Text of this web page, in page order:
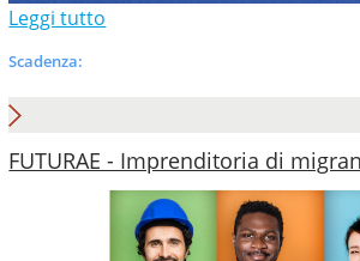
Leggi tutto
Scadenza:
FUTURAE - Imprenditoria di